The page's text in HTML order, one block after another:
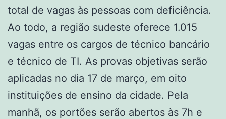
total de vagas às pessoas com deficiência.
Ao todo, a região sudeste oferece 1.015
vagas entre os cargos de técnico bancário
e técnico de TI. As provas objetivas serão
aplicadas no dia 17 de março, em oito
instituições de ensino da cidade. Pela
manhã, os portões serão abertos às 7h e